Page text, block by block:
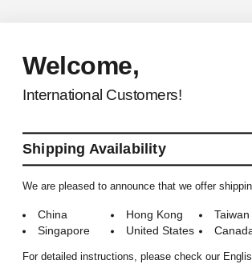
Welcome,
International Customers!
Shipping Availability
We are pleased to announce that we offer
China Hong Kong Taiwan
Singapore
United States
For detailed instructions, please check our
AURALEE